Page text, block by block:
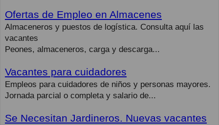
Ofertas de Empleo en Almacenes
Almaceneros y puestos de logística. Consulta aquí las
vacantes
Peones, almaceneros, carga y descarga...
Vacantes para cuidadores
Empleos para cuidadores de niños y personas mayores.
Jornada parcial o completa y salario de...
Se Necesitan Jardineros. Nuevas vacantes